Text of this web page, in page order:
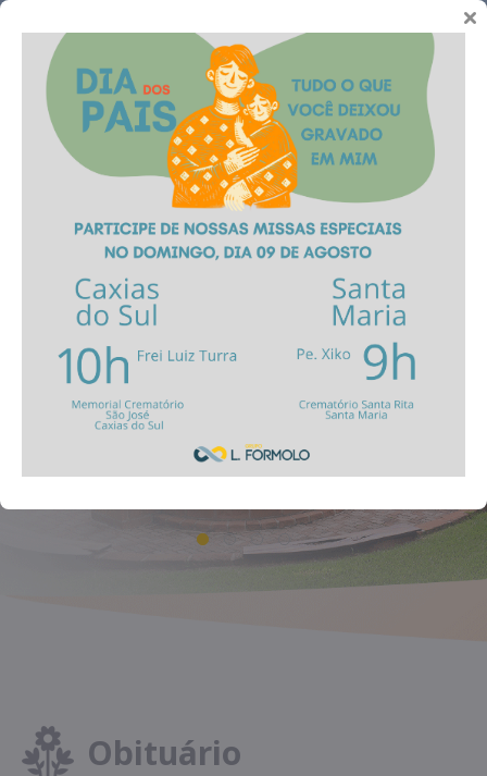
Telefones
Memorial
Crematório São José
Clique e conheça!
Obituário